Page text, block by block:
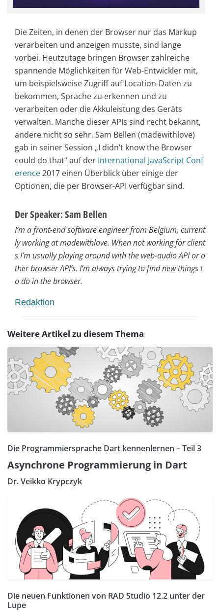
Die Zeiten, in denen der Browser nur das Markup
verarbeiten und anzeigen musste, sind lange
vorbei. Heutzutage bringen Browser zahlreiche
spannende Möglichkeiten für Web-Entwickler mit,
um beispielsweise Zugriff auf Location-Daten zu
bekommen, Sprache zu erkennen und zu
verarbeiten oder die Akkuleistung des Geräts
verwalten. Manche dieser APIs sind recht bekannt,
andere nicht so sehr. Sam Bellen (madewithlove)
gab in seiner Session „I didn’t know the Browser
could do that“ auf der International JavaScript Conf
erence2017 einen Überblick über einige der
Optionen, die per Browser-API verfügbar sind.
Der Speaker: Sam Bellen
I’m a front-end software engineer from Belgium, current
ly working at madewithlove. When not working for client
s I’m usually playing around with the web-audio API or o
ther browser API’s. I’m always trying to find new things t
o do in the browser.
Redaktion
Weitere Artikel zu diesem Thema
Die Programmiersprache Dart kennenlernen – Teil 3
Asynchrone Programmierung in Dart
Dr. Veikko Krypczyk
Die neuen Funktionen von RAD Studio 12.2 unter der
Lupe